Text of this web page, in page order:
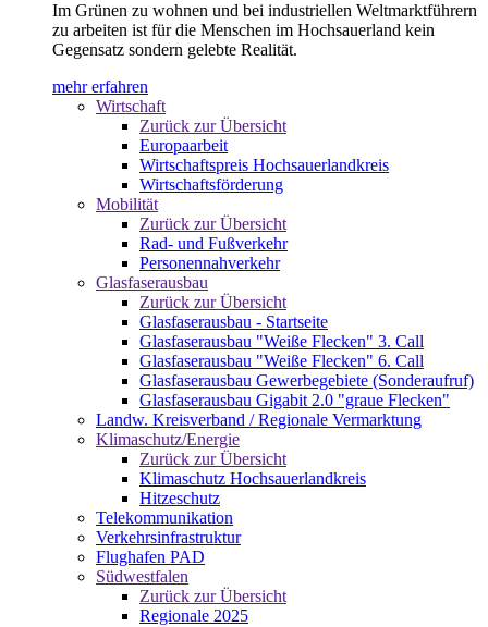
Im Grünen zu wohnen und bei industriellen Weltmarktführern
zu arbeiten ist für die Menschen im Hochsauerland kein
Gegensatz sondern gelebte Realität.
mehr erfahren
Wirtschaft
Zurück zur Übersicht
Europaarbeit
Wirtschaftspreis Hochsauerlandkreis
Wirtschaftsförderung
Mobilität
Zurück zur Übersicht
Rad- und Fußverkehr
Personennahverkehr
Glasfaserausbau
Zurück zur Übersicht
Glasfaserausbau - Startseite
Glasfaserausbau "Weiße Flecken" 3. Call
Glasfaserausbau "Weiße Flecken" 6. Call
Glasfaserausbau Gewerbegebiete (Sonderaufruf)
Glasfaserausbau Gigabit 2.0 "graue Flecken"
Landw. Kreisverband / Regionale Vermarktung
Klimaschutz/Energie
Zurück zur Übersicht
Klimaschutz Hochsauerlandkreis
Hitzeschutz
Telekommunikation
Verkehrsinfrastruktur
Flughafen PAD
Südwestfalen
Zurück zur Übersicht
Regionale 2025